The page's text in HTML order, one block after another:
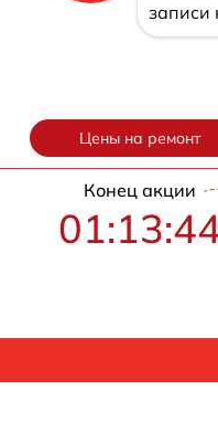
записи
Цены на ремонт
Конец акции